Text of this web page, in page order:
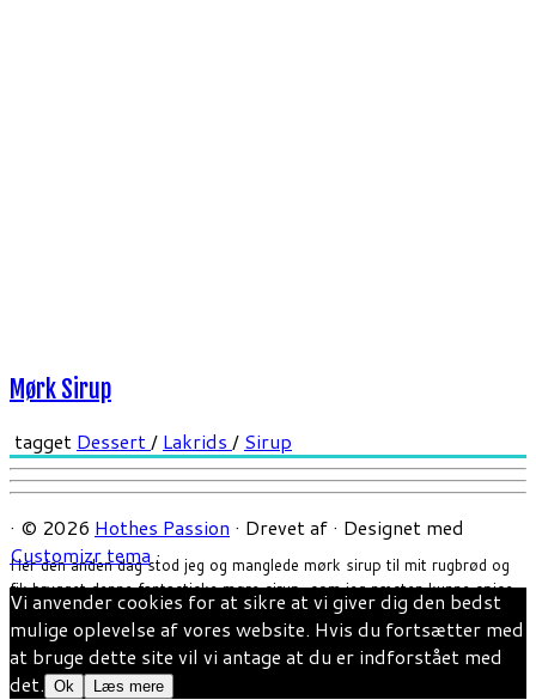
Her den anden dag stod jeg og manglede mørk sirup til mit rugbrød og
fik brygget denne fantastiske møre sirup, som jeg næsten kunne spise
med ske 😀 Det er også en sirup du sagtens kan bruge til topping på ex
skyr, desserter eller andet. Ca. 30-45 minCa. 1L Ingredienser: […]
Mørk Sirup
tagget Dessert/ Lakrids / Sirup
· © 2026 Hothes Passion · Drevet af · Designet med
Customizr tema ·
Vi anvender cookies for at sikre at vi giver dig den bedst
mulige oplevelse af vores website. Hvis du fortsætter med
at bruge dette site vil vi antage at du er indforstået med
det. Ok Læs mere